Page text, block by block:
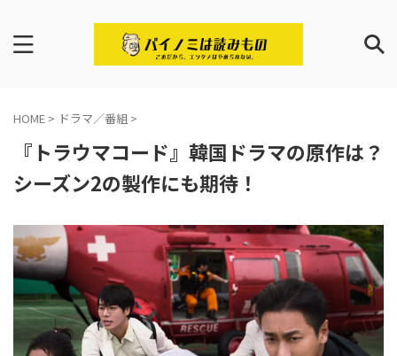
HOME > ドラマ／番組 >
『トラウマコード』韓国ドラマの原作は？
シーズン2の製作にも期待！